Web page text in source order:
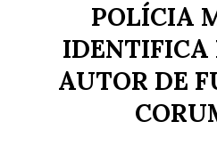
POLÍCIA
IDENTIFICA
AUTOR DE